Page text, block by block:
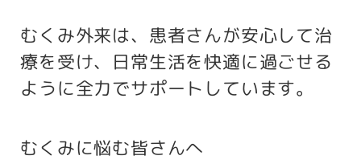
むくみ外来は、患者さんが安心して治
療を受け、日常生活を快適に過ごせる
ように全力でサポートしています。
むくみに悩む皆さんへ